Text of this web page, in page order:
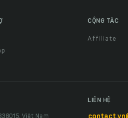
CỘNG TÁC
Affiliate
Việt Nam
LIÊN HỆ